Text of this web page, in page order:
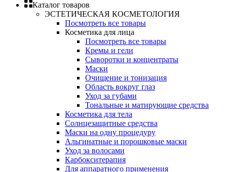
Каталог товаров
ЭСТЕТИЧЕСКАЯ КОСМЕТОЛОГИЯ
Посмотреть все товары
Косметика для лица
Посмотреть все товары
Кремы и гели
Сыворотки и концентраты
Маски
Очищение и тонизация
Область вокруг глаз
Уход за губами
Тональные и матирующие средства
Косметика для тела
Солнцезащитные средства
Маски на одну процедуру
Альгинатные и порошковые маски
Уход за волосами
Карбокситерапия
Для аппаратного применения